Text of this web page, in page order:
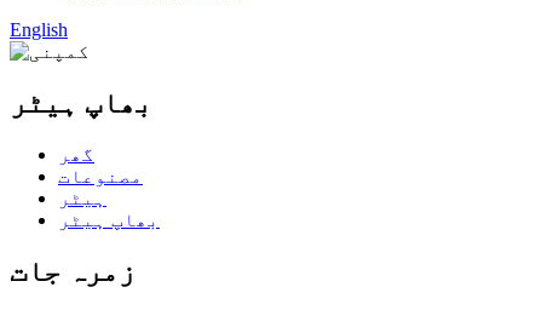
English
بھاپ ہیٹر
گھر
مصنوعات
ہیٹر
بھاپ ہیٹر
زمرہ جات